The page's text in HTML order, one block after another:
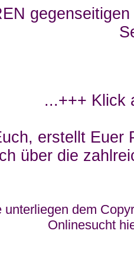
...+++ Klick
erstellt Euer
über die
dem
Onlinesucht